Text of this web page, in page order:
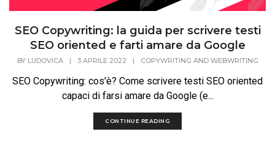
SEO Copywriting: la guida per scrivere testi
SEO oriented e farti amare da Google
BY LUDOVICA | 3 APRILE 2022 | COPYWRITING AND WEBWRITING
SEO Copywriting: cos'è? Come scrivere testi SEO oriented
capaci di farsi amare da Google (e...
CONTINUE READING